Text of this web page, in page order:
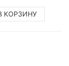
КОРЗИНУ